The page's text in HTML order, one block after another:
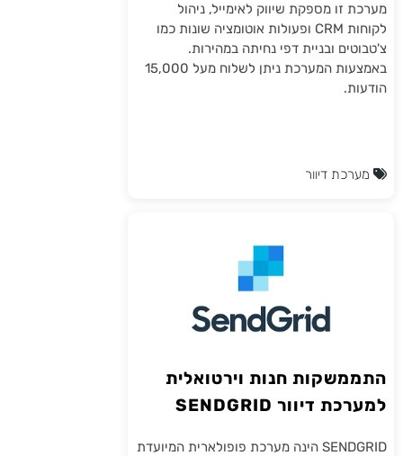
מערכת זו מספקת שיווק לאימייל, ניהול
לקוחות CRM ופעולות אוטומציה שונות כמו
צ'טבוטים ובניית דפי נחיתה במהירות.
באמצעות המערכת ניתן לשלוח מעל 15,000
הודעות.
מערכת דיוור
התממשקות חנות וירטואלית
למערכת דיוור SENDGRID
SENDGRID הינה מערכת פופולארית המיועדת